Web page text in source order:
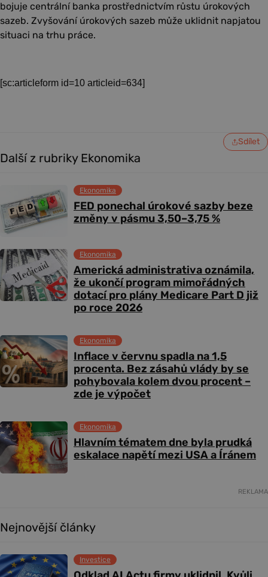
bojuje centrální banka prostřednictvím růstu úrokových
sazeb. Zvyšování úrokových sazeb může uklidnit napjatou
situaci na trhu práce.
[sc:articleform id=10 articleid=634]
Sdílet
Další z rubriky Ekonomika
FED ponechal úrokové sazby beze
změny v pásmu 3,50–3,75 %
Ekonomika
Americká administrativa oznámila,
že ukončí program mimořádných
dotací pro plány Medicare Part D již
po roce 2026
Ekonomika
Inflace v červnu spadla na 1,5
procenta. Bez zásahů vlády by se
pohybovala kolem dvou procent –
zde je výpočet
Ekonomika
Hlavním tématem dne byla prudká
eskalace napětí mezi USA a Íránem
Ekonomika
REKLAMA
Nejnovější články
Investice